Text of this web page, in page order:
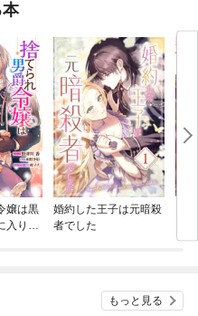
嬢は黒
入り
婚約した王子は元暗殺
者でした
め
もっと見る